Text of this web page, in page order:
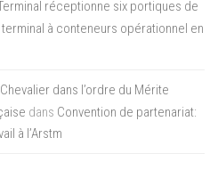
réceptionne six portiques de
terminal à conteneurs opérationnel en
dans l’ordre du Mérite
dans Convention de partenariat:
à l’Arstm